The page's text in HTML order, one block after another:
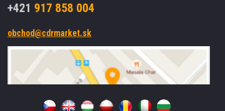
+421 917 858 004
obchod@cdrmarket.sk